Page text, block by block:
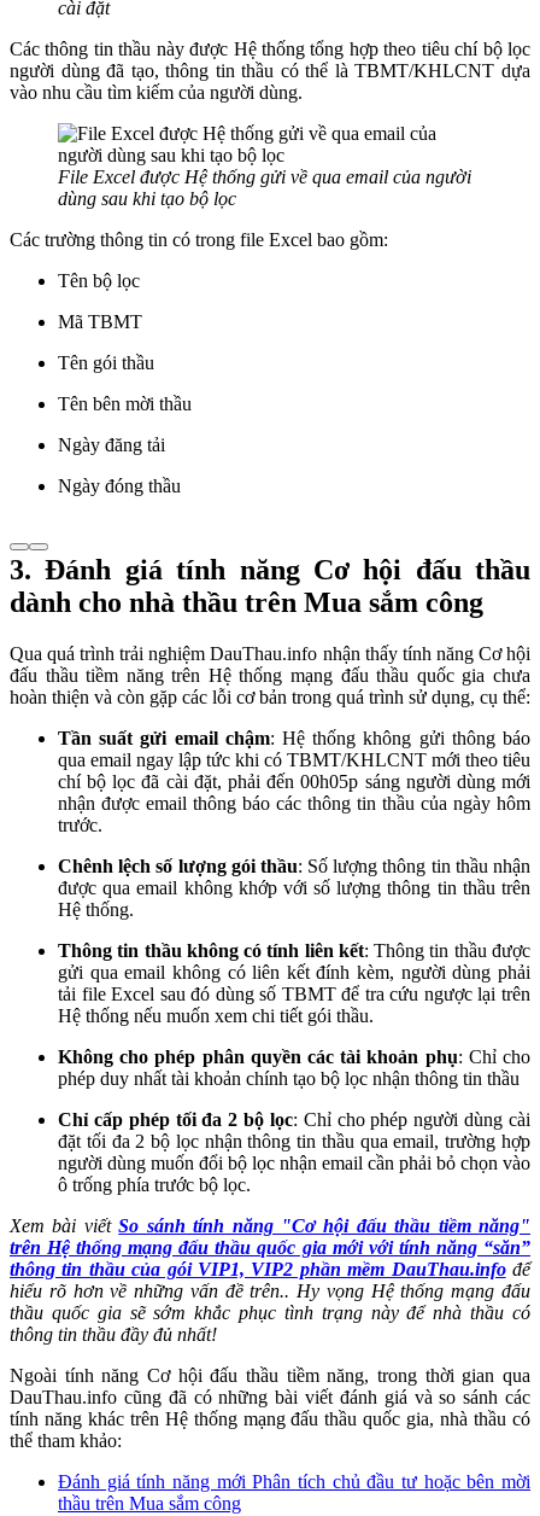
cài đặt
Các thông tin thầu này được Hệ thống tổng hợp theo tiêu chí bộ lọc
người dùng đã tạo, thông tin thầu có thể là TBMT/KHLCNT dựa
vào nhu cầu tìm kiếm của người dùng.
File Excel được Hệ thống gửi về qua email của người
dùng sau khi tạo bộ lọc
Các trường thông tin có trong file Excel bao gồm:
Tên bộ lọc
Mã TBMT
Tên gói thầu
Tên bên mời thầu
Ngày đăng tải
Ngày đóng thầu
3. Đánh giá tính năng Cơ hội đấu thầu
dành cho nhà thầu trên Mua sắm công
Qua quá trình trải nghiệm DauThau.info nhận thấy tính năng Cơ hội
đấu thầu tiềm năng trên Hệ thống mạng đấu thầu quốc gia chưa
hoàn thiện và còn gặp các lỗi cơ bản trong quá trình sử dụng, cụ thể:
Tần suất gửi email chậm: Hệ thống không gửi thông báo
qua email ngay lập tức khi có TBMT/KHLCNT mới theo tiêu
chí bộ lọc đã cài đặt, phải đến 00h05p sáng người dùng mới
nhận được email thông báo các thông tin thầu của ngày hôm
trước.
Chênh lệch số lượng gói thầu: Số lượng thông tin thầu nhận
được qua email không khớp với số lượng thông tin thầu trên
Hệ thống.
Thông tin thầu không có tính liên kết: Thông tin thầu được
gửi qua email không có liên kết đính kèm, người dùng phải
tải file Excel sau đó dùng số TBMT để tra cứu ngược lại trên
Hệ thống nếu muốn xem chi tiết gói thầu.
Không cho phép phân quyền các tài khoản phụ: Chỉ cho
phép duy nhất tài khoản chính tạo bộ lọc nhận thông tin thầu
Chỉ cấp phép tối đa 2 bộ lọc: Chỉ cho phép người dùng cài
đặt tối đa 2 bộ lọc nhận thông tin thầu qua email, trường hợp
người dùng muốn đổi bộ lọc nhận email cần phải bỏ chọn vào
ô trống phía trước bộ lọc.
Xem bài viếtSo sánh tính năng "Cơ hội đấu thầu tiềm năng"
trên Hệ thống mạng đấu thầu quốc gia mới với tính năng “săn”
thông tin thầu của gói VIP1, VIP2 phần mềm DauThau.info để
hiểu rõ hơn về những vấn đề trên.. Hy vọng Hệ thống mạng đấu
thầu quốc gia sẽ sớm khắc phục tình trạng này để nhà thầu có
thông tin thầu đầy đủ nhất!
Ngoài tính năng Cơ hội đấu thầu tiềm năng, trong thời gian qua
DauThau.info cũng đã có những bài viết đánh giá và so sánh các
tính năng khác trên Hệ thống mạng đấu thầu quốc gia, nhà thầu có
thể tham khảo:
Đánh giá tính năng mới Phân tích chủ đầu tư hoặc bên mời
thầu trên Mua sắm công